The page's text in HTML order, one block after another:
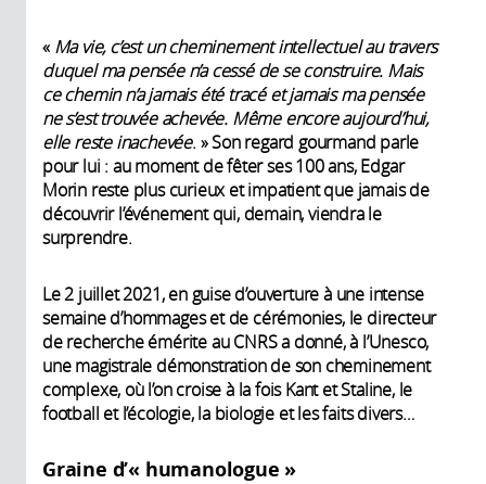
« Ma vie, c’est un cheminement intellectuel au travers
duquel ma pensée n’a cessé de se construire. Mais
ce chemin n’a jamais été tracé et jamais ma pensée
ne s’est trouvée achevée. Même encore aujourd’hui,
elle reste inachevée. » Son regard gourmand parle
pour lui : au moment de fêter ses 100 ans, Edgar
Morin reste plus curieux et impatient que jamais de
découvrir l’événement qui, demain, viendra le
surprendre.
Le 2 juillet 2021, en guise d’ouverture à une intense
semaine d’hommages et de cérémonies, le directeur
de recherche émérite au CNRS a donné, à l’Unesco,
une magistrale démonstration de son cheminement
complexe, où l’on croise à la fois Kant et Staline, le
football et l’écologie, la biologie et les faits divers…
Graine d’« humanologue »